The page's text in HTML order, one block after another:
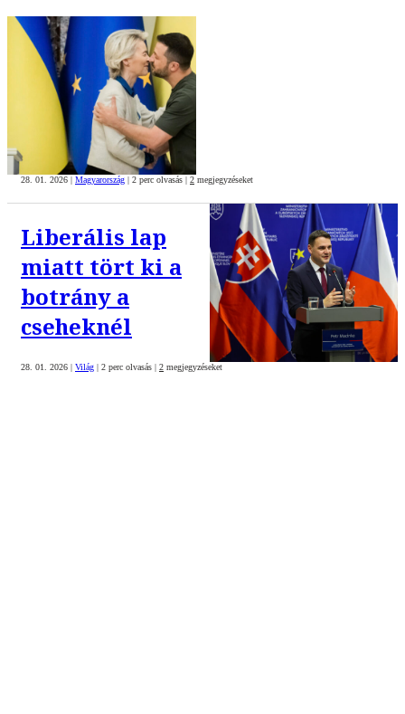
28. 01. 2026 | Magyarország | 2 perc olvasás | 2 megjegyzéseket
Liberális lap
miatt tört ki a
botrány a
cseheknél
28. 01. 2026 | Világ | 2 perc olvasás | 2 megjegyzéseket